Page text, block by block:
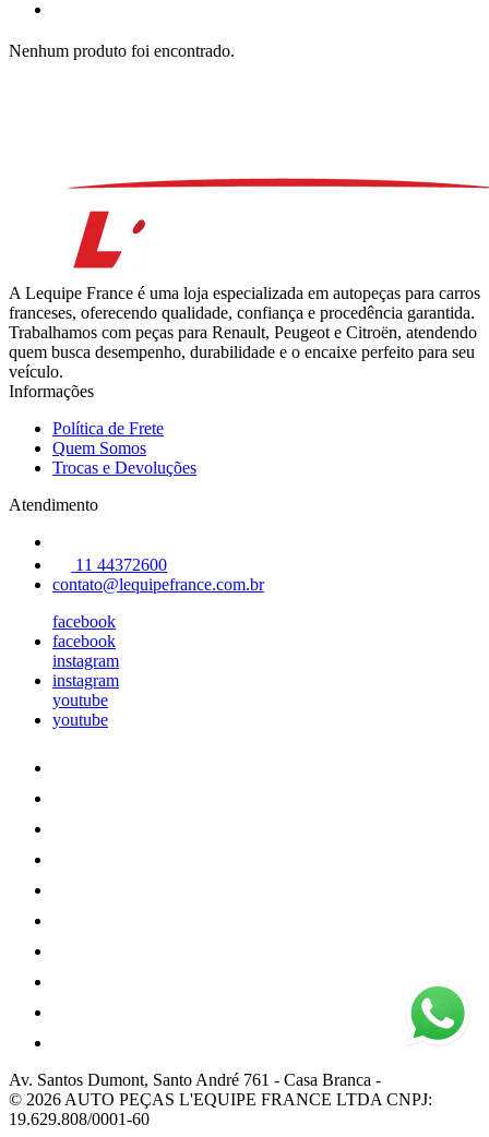
Nenhum produto foi encontrado.
A Lequipe France é uma loja especializada em autopeças para carros
franceses, oferecendo qualidade, confiança e procedência garantida.
Trabalhamos com peças para Renault, Peugeot e Citroën, atendendo
quem busca desempenho, durabilidade e o encaixe perfeito para seu
veículo.
Informações
Política de Frete
Quem Somos
Trocas e Devoluções
Atendimento
11 44372600
contato@lequipefrance.com.br
facebook
facebook
instagram
instagram
youtube
youtube
Av. Santos Dumont, Santo André 761 - Casa Branca -
© 2026 AUTO PEÇAS L'EQUIPE FRANCE LTDA CNPJ:
19.629.808/0001-60